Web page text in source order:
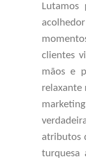
Lutamos
clientes
mãos e
relaxante
atributos
turquesa